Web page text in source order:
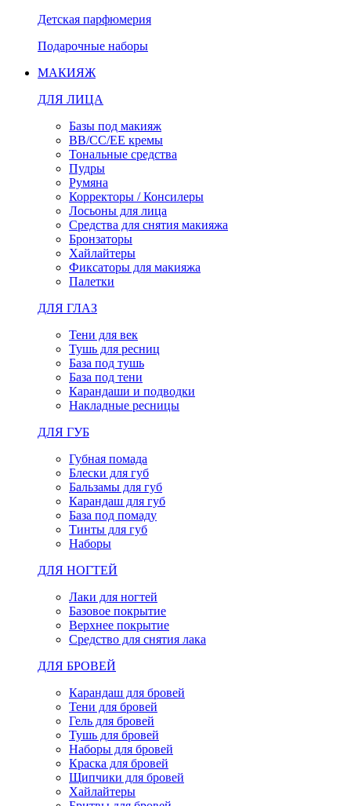
Детская парфюмерия
Подарочные наборы
МАКИЯЖ
ДЛЯ ЛИЦА
Базы под макияж
BB/CC/EE кремы
Тональные средства
Пудры
Румяна
Корректоры / Консилеры
Лосьоны для лица
Средства для снятия макияжа
Бронзаторы
Хайлайтеры
Фиксаторы для макияжа
Палетки
ДЛЯ ГЛАЗ
Тени для век
Тушь для ресниц
База под тушь
База под тени
Карандаши и подводки
Накладные ресницы
ДЛЯ ГУБ
Губная помада
Блески для губ
Бальзамы для губ
Карандаш для губ
База под помаду
Тинты для губ
Наборы
ДЛЯ НОГТЕЙ
Лаки для ногтей
Базовое покрытие
Верхнее покрытие
Средство для снятия лака
ДЛЯ БРОВЕЙ
Карандаш для бровей
Тени для бровей
Гель для бровей
Тушь для бровей
Наборы для бровей
Краска для бровей
Щипчики для бровей
Хайлайтеры